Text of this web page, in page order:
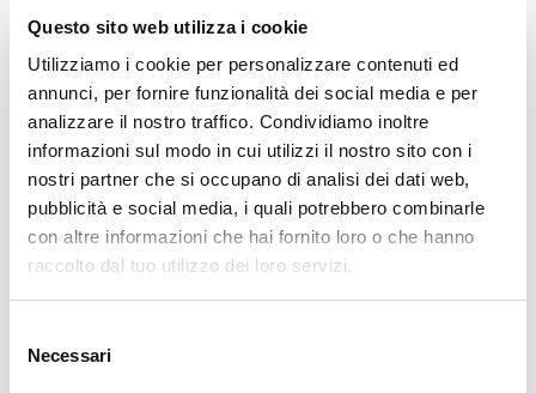
Questo sito web utilizza i cookie
Utilizziamo i cookie per personalizzare contenuti ed
annunci, per fornire funzionalità dei social media e per
analizzare il nostro traffico. Condividiamo inoltre
informazioni sul modo in cui utilizzi il nostro sito con i
nostri partner che si occupano di analisi dei dati web,
pubblicità e social media, i quali potrebbero combinarle
con altre informazioni che hai fornito loro o che hanno
raccolto dal tuo utilizzo dei loro servizi.
delNecessari
Servizio
Il nostro orgoglio. La tua forza.
Consegna garantita nelle nostre aree di
competenza nelle 24 ore, 6 giorni su 7.